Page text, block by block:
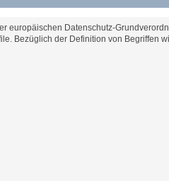
europäischen Datenschutz-
Bezüglich der Definition von Begriffen